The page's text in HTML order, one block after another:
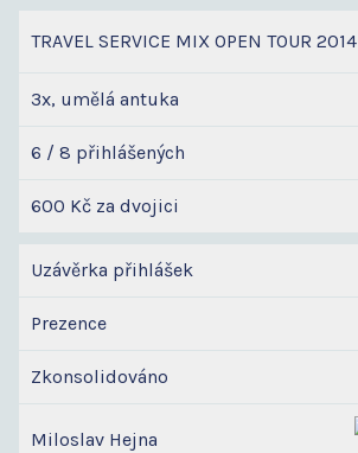
TRAVEL SERVICE MIX OPEN TOUR 2014
3x, umělá antuka
6 / 8 přihlášených
600 Kč za dvojici
Uzávěrka přihlášek
Prezence
Zkonsolidováno
Miloslav Hejna